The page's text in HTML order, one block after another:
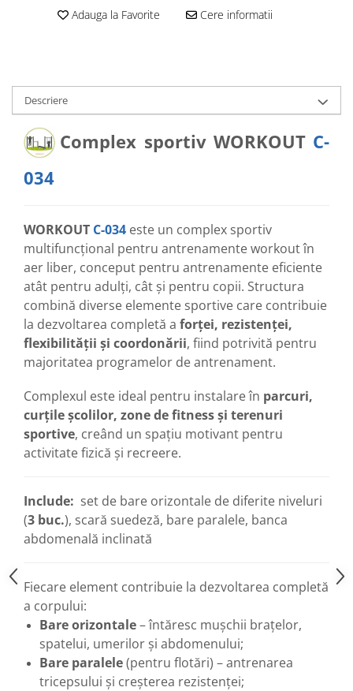
Adauga la Favorite Cere informatii
Descriere
Complex sportiv WORKOUT C-
034
WORKOUT C-034 este un complex sportiv
multifuncțional pentru antrenamente workout în
aer liber, conceput pentru antrenamente eficiente
atât pentru adulți, cât și pentru copii. Structura
combină diverse elemente sportive care contribuie
la dezvoltarea completă a forței, rezistenței,
flexibilității și coordonării, fiind potrivită pentru
majoritatea programelor de antrenament.
Complexul este ideal pentru instalare în parcuri,
curțile școlilor, zone de fitness și terenuri
sportive, creând un spațiu motivant pentru
activitate fizică și recreere.
Include: set de bare orizontale de diferite niveluri
(3 buc.), scară suedeză, bare paralele, banca
abdomenală inclinată
Fiecare element contribuie la dezvoltarea completă
a corpului:
Bare orizontale– întăresc mușchii brațelor,
spatelui, umerilor și abdomenului;
Bare paralele(pentru flotări) – antrenarea
tricepsului și creșterea rezistenței;